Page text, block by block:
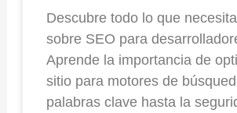
Descubre todo lo que
sobre SEO para
Aprende la importancia de
sitio para motores de
palabras clave hasta la